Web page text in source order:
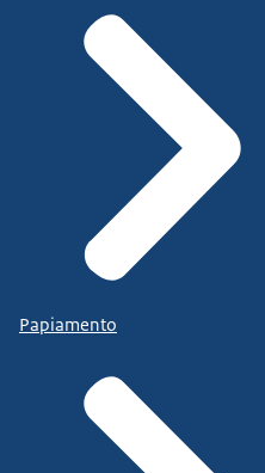
Papiamento